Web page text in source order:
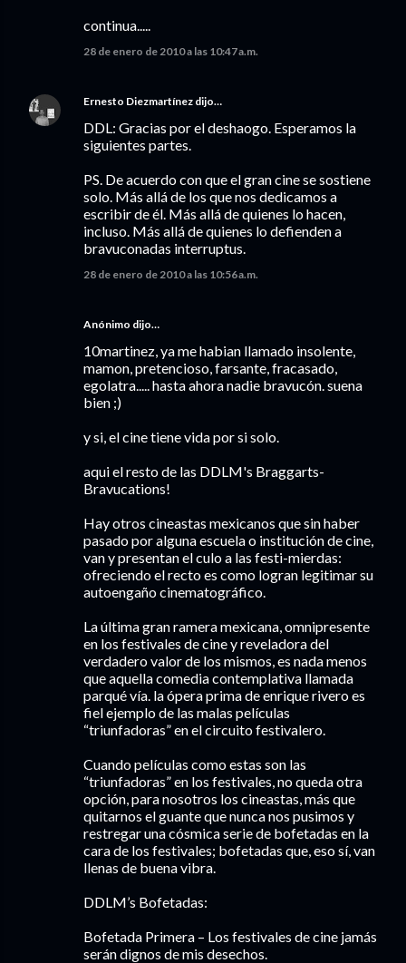
continua.....
28 de enero de 2010 a las 10:47 a.m.
Ernesto Diezmartínez dijo…
DDL: Gracias por el deshaogo. Esperamos la
siguientes partes.
PS. De acuerdo con que el gran cine se sostiene
solo. Más allá de los que nos dedicamos a
escribir de él. Más allá de quienes lo hacen,
incluso. Más allá de quienes lo defienden a
bravuconadas interruptus.
28 de enero de 2010 a las 10:56 a.m.
Anónimo dijo…
10martinez, ya me habian llamado insolente,
mamon, pretencioso, farsante, fracasado,
egolatra..... hasta ahora nadie bravucón. suena
bien ;)
y si, el cine tiene vida por si solo.
aqui el resto de las DDLM's Braggarts-
Bravucations!
Hay otros cineastas mexicanos que sin haber
pasado por alguna escuela o institución de cine,
van y presentan el culo a las festi-mierdas:
ofreciendo el recto es como logran legitimar su
autoengaño cinematográfico.
La última gran ramera mexicana, omnipresente
en los festivales de cine y reveladora del
verdadero valor de los mismos, es nada menos
que aquella comedia contemplativa llamada
parqué vía. la ópera prima de enrique rivero es
fiel ejemplo de las malas películas
“triunfadoras” en el circuito festivalero.
Cuando películas como estas son las
“triunfadoras” en los festivales, no queda otra
opción, para nosotros los cineastas, más que
quitarnos el guante que nunca nos pusimos y
restregar una cósmica serie de bofetadas en la
cara de los festivales; bofetadas que, eso sí, van
llenas de buena vibra.
DDLM’s Bofetadas:
Bofetada Primera – Los festivales de cine jamás
serán dignos de mis desechos.